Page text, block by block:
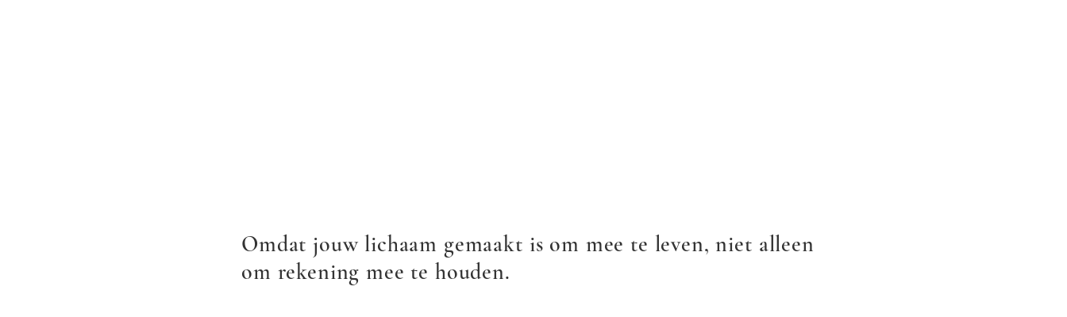
Omdat jouw lichaam gemaakt is om mee te leven, niet alleen
om rekening mee te houden.